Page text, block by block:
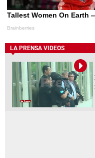
LA PRENSA VIDEOS